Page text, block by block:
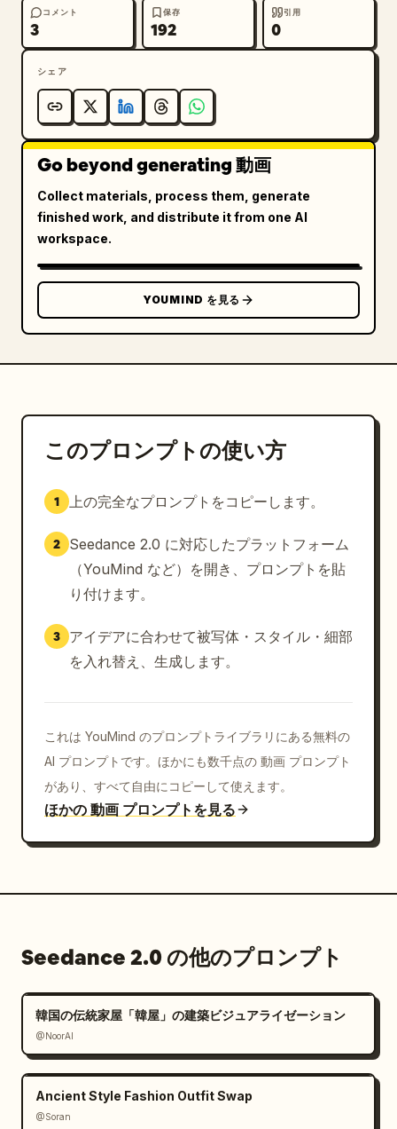
設計図がかすかにアニメーションで揺らめく。
柔らかな電気のハミング音、かすかな製図の音、デジタル
設計図のエネルギー音。
設計図の線が活性化し始める。
ゴールドの輪郭線がより明るく発光。
壁が設計図から上に向かって押し出される。
フロアプランから細いワイヤーフレームの形状が立ち上が
る。
変容は工学的かつリアルに感じられること。
ワイヤーフレーム構造が急速に白い建築マッシングモデル
コンクリートの壁が具現化。
ガラス窓が現れる。
ガレージのドアがスライドして出現する。
住宅の形状は、設計図のレイアウトと「完全に」同一でな
照明は設計図の暗闇から夕暮れのリアリズムへと徐々に移
行する。
[00:06 - 00:08]
— 景観照明
裏庭のプールに反射する水が満たされる。
タイムラプスで植栽が住宅の周囲に自然に成長する。
[00:08 - 00:10]
住宅がほぼ完成。
コメント
3
保存
192
引用
0
シェア
Go beyond generating 動画
Collect materials, process them, generate
finished work, and distribute it from one AI
workspace.
YOUMIND を見る
このプロンプトの使い方
1 上の完全なプロンプトをコピーします。
2
Seedance 2.0 に対応したプラットフォーム
（YouMind など）を開き、プロンプトを貼
り付けます。
3
アイデアに合わせて被写体・スタイル・細部
を入れ替え、生成します。
これは YouMind のプロンプトライブラリにある無料の
AI プロンプトです。ほかにも数千点の 動画 プロンプト
があり、すべて自由にコピーして使えます。
ほかの 動画 プロンプトを見る
Seedance 2.0 の他のプロンプト
韓国の伝統家屋「韓屋」の建築ビジュアライゼーション
@NoorAI
Ancient Style Fashion Outfit Swap
@Soran